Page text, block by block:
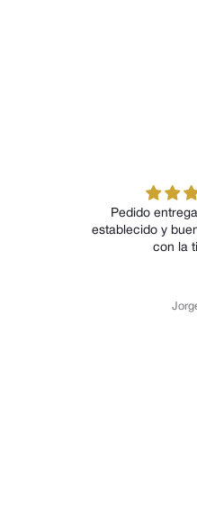
Pedido entregado en tiempo
establecido y buena comunicación